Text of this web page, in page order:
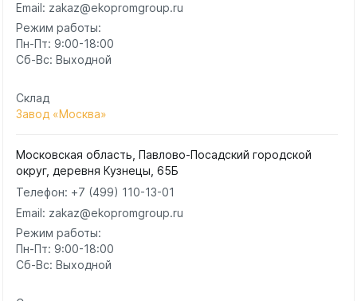
Email: zakaz@ekopromgroup.ru
Режим работы:
Пн-Пт: 9:00-18:00
Сб-Вс: Выходной
Склад
Завод «Москва»
Московская область, Павлово-Посадский городской
округ, деревня Кузнецы, 65Б
Телефон: +7 (499) 110-13-01
Email: zakaz@ekopromgroup.ru
Режим работы:
Пн-Пт: 9:00-18:00
Сб-Вс: Выходной